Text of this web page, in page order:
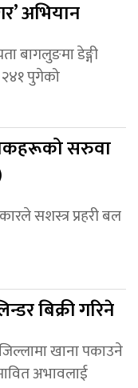
अभियान
बागलुङमा डेङ्गी
पुगेको
सरुवा
सशस्त्र प्रहरी बल
बिक्री गरिने
खाना पकाउने
अभावलाई